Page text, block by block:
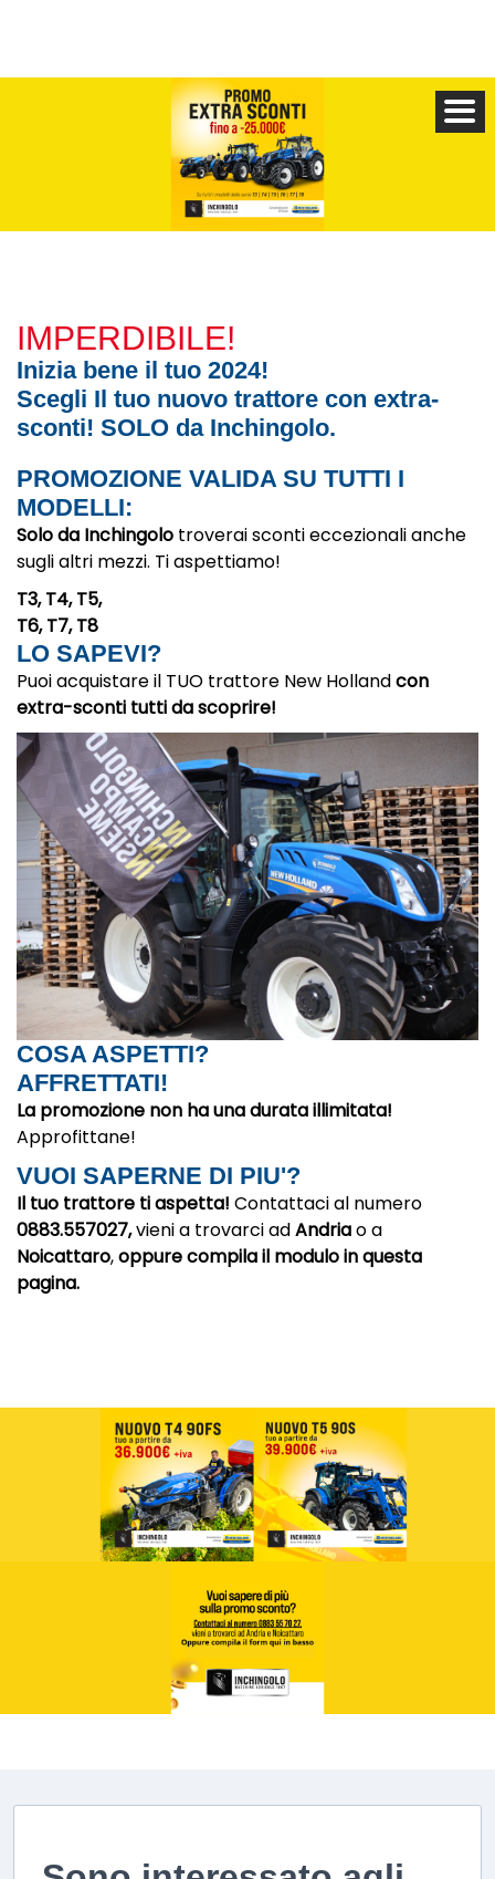
IMPERDIBILE!
Inizia bene il tuo 2024!
Scegli Il tuo nuovo trattore con extra-
sconti! SOLO da Inchingolo.
PROMOZIONE VALIDA SU TUTTI I
MODELLI:
Solo da Inchingolo troverai sconti eccezionali anche
sugli altri mezzi. Ti aspettiamo!
T3, T4, T5,
T6, T7, T8
LO SAPEVI?
Puoi acquistare il TUO trattore New Hollandcon
extra-sconti tutti da scoprire!
COSA ASPETTI?
AFFRETTATI!
La promozione non ha una durata illimitata!
Approfittane!
VUOI SAPERNE DI PIU'?
Il tuo trattore ti aspetta! Contattaci al numero
0883.557027,vieni a trovarci adAndriao a
Noicattaro,oppure compila il modulo in questa
pagina.